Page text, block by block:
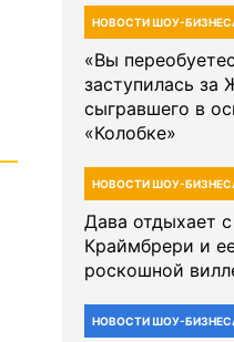
НОВОСТИ ШОУ-
«Вы
заступилась за
сыгравшего в
«Колобке»
НОВОСТИ ШОУ-
Дава отдыхает
Краймбрери и
роскошной
НОВОСТИ ШОУ-